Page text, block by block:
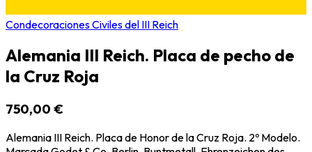
Condecoraciones Civiles del III Reich
Alemania III Reich. Placa de pecho de
la Cruz Roja
750,00 €
Alemania III Reich. Placa de Honor de la Cruz Roja. 2º Modelo.